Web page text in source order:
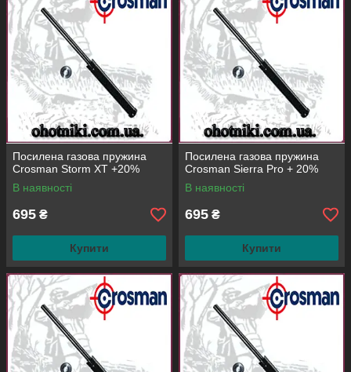
Посилена газова пружина
Crosman Storm XT +20%
В наявності
695 ₴
Купити
Посилена газова пружина
Crosman Sierra Pro + 20%
В наявності
695 ₴
Купити